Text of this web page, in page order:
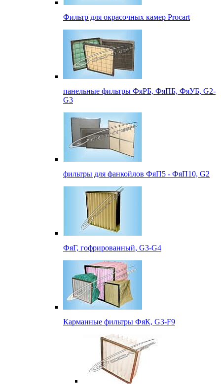
Фильтр для окрасочных камер Procart
панельные фильтры ФяРБ, ФяПБ, ФяУБ, G2-
G3
фильтры для фанкойлов ФяП5 - ФяП10, G2
ФяГ, гофрированный, G3-G4
Карманные фильтры ФяК, G3-F9